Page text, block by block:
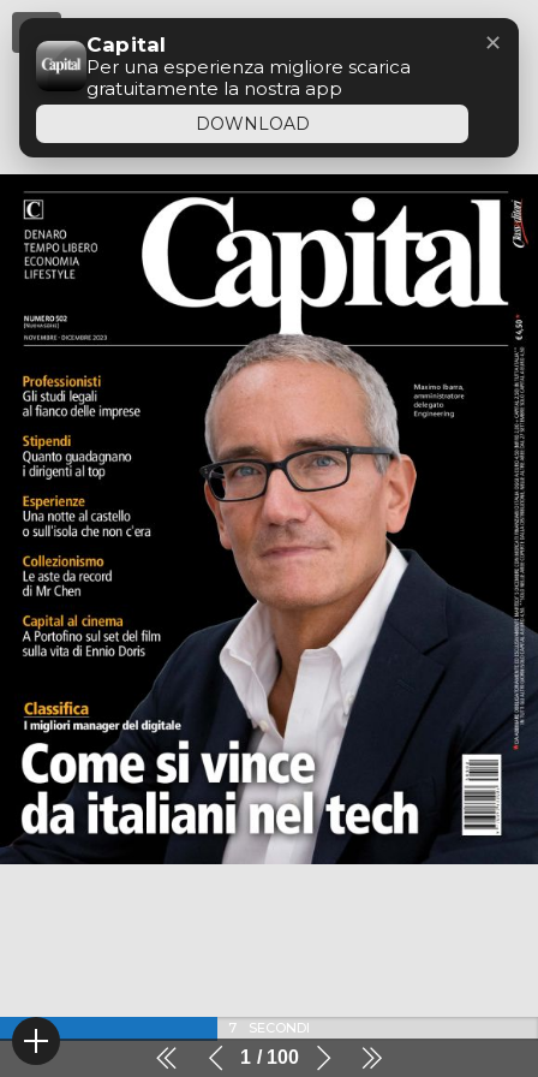
1 100
6 SECONDI
Capital
Per una esperienza migliore scarica
gratuitamente la nostra app
DOWNLOAD
✕
Menu